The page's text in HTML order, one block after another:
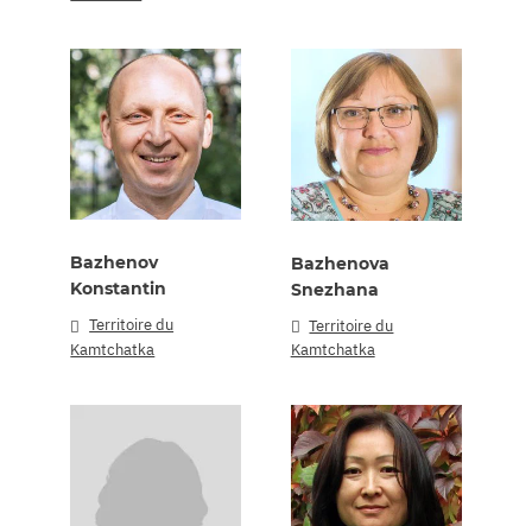
Bazhenov
Konstantin
Territoire du
Kamtchatka
Bazhenova
Snezhana
Territoire du
Kamtchatka